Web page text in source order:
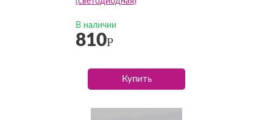
В наличии
810Р
Купить